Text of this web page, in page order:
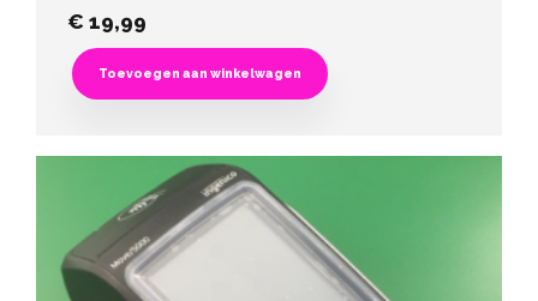
€ 19,99
Toevoegen aan winkelwagen